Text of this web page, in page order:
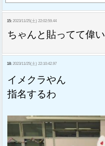
15: 2023/11/25(土) 22:02:59.44
ちゃんと貼ってて偉い
18: 2023/11/25(土) 22:10:42.97
イメクラやん
指名するわ